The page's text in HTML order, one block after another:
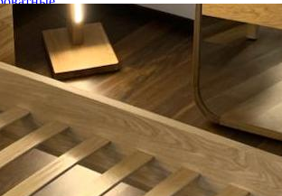
на шкаф
ящики в шкаф для одежды
дверный для одежды и белья
2-х дверные для одежды и белья
х дверные для одежды и белья
х дверные для одежды и белья
ти дверные для одежды и белья
ти дверные для одежды и белья
для одежды и белья
для одежды и белья